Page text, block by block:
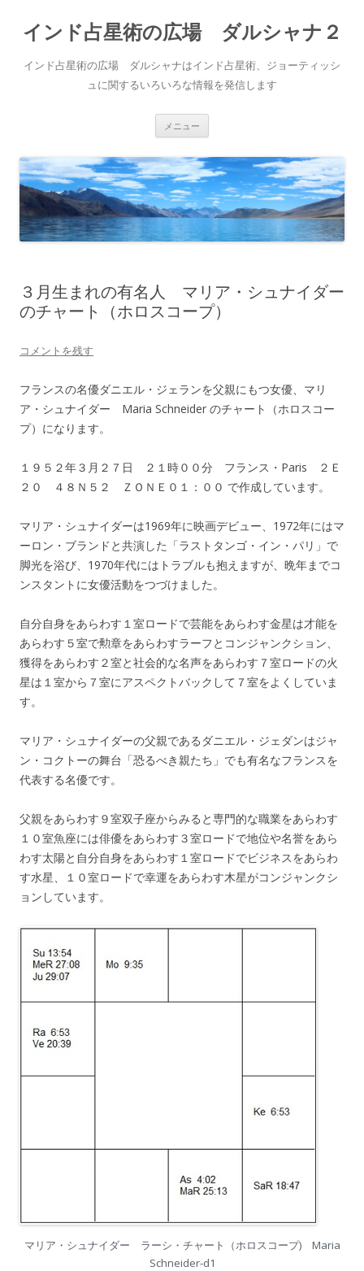
インド占星術の広場 ダルシャナ２
インド占星術の広場 ダルシャナはインド占星術、ジョーティッシ
ュに関するいろいろな情報を発信します
メニュー
ン
ツ
へ
ス
キ
ッ
プ
３月生まれの有名人 マリア・シュナイダー
のチャート（ホロスコープ）
コメントを残す
フランスの名優ダニエル・ジェランを父親にもつ女優、マリ
ア・シュナイダー Maria Schneider のチャート（ホロスコー
プ）になります。
１９５２年３月２７日 ２１時００分 フランス・Paris ２Ｅ
２０ ４８Ｎ５２ ＺＯＮＥ０１：００ で作成しています。
マリア・シュナイダーは1969年に映画デビュー、1972年にはマ
ーロン・ブランドと共演した「ラストタンゴ・イン・パリ」で
脚光を浴び、1970年代にはトラブルも抱えますが、晩年までコ
ンスタントに女優活動をつづけました。
自分自身をあらわす１室ロードで芸能をあらわす金星は才能を
あらわす５室で勲章をあらわすラーフとコンジャンクション、
獲得をあらわす２室と社会的な名声をあらわす７室ロードの火
星は１室から７室にアスペクトバックして７室をよくしていま
す。
マリア・シュナイダーの父親であるダニエル・ジェダンはジャ
ン・コクトーの舞台「恐るべき親たち」でも有名なフランスを
代表する名優です。
父親をあらわす９室双子座からみると専門的な職業をあらわす
１０室魚座には俳優をあらわす３室ロードで地位や名誉をあら
わす太陽と自分自身をあらわす１室ロードでビジネスをあらわ
す水星、１０室ロードで幸運をあらわす木星がコンジャンクシ
ョンしています。
マリア・シュナイダー ラーシ・チャート（ホロスコープ) Maria
Schneider-d1